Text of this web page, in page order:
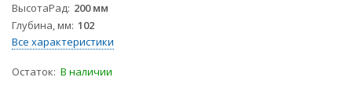
ВысотаРад 200 мм
Глубина, мм 102
Все характеристики
Остаток: В наличии